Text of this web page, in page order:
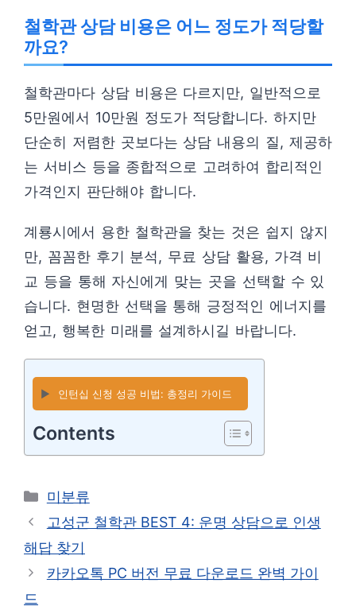
철학관 상담 비용은 어느 정도가 적당할
까요?
철학관마다 상담 비용은 다르지만, 일반적으로
5만원에서 10만원 정도가 적당합니다. 하지만
단순히 저렴한 곳보다는 상담 내용의 질, 제공하
는 서비스 등을 종합적으로 고려하여 합리적인
가격인지 판단해야 합니다.
계룡시에서 용한 철학관을 찾는 것은 쉽지 않지
만, 꼼꼼한 후기 분석, 무료 상담 활용, 가격 비
교 등을 통해 자신에게 맞는 곳을 선택할 수 있
습니다. 현명한 선택을 통해 긍정적인 에너지를
얻고, 행복한 미래를 설계하시길 바랍니다.
▶️ 인턴십 신청 성공 비법: 총정리 가이드
Contents
카
테
리
미분류
고성군 철학관 BEST 4: 운명 상담으로 인생
해답 찾기
카카오톡 PC 버전 무료 다운로드 완벽 가이
드